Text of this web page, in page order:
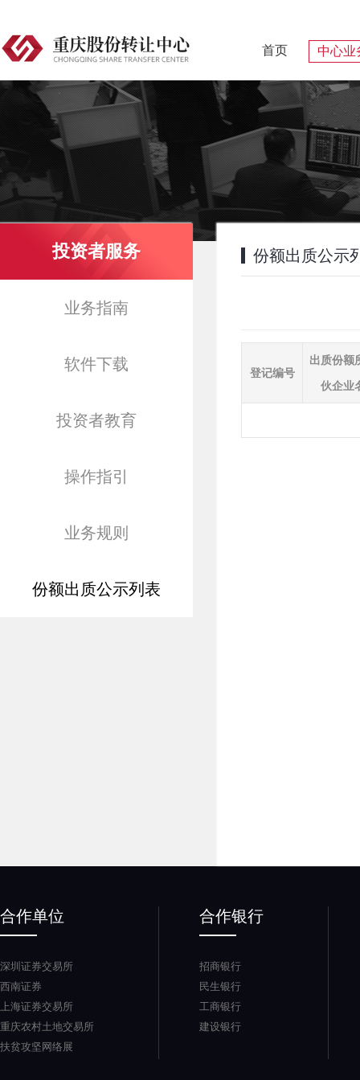
首页 中心业
投资者服务
业务指南
软件下载
投资者教育
操作指引
业务规则
份额出质公示列表
份额出质公示
登记编号
出质份额
伙企业
合作单位
深圳证券交易所
西南证券
上海证券交易所
重庆农村土地交易所
扶贫攻坚网络展
合作银行
招商银行
民生银行
工商银行
建设银行